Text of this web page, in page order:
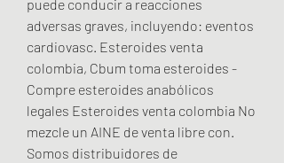
puede conducir a reacciones
adversas graves, incluyendo: eventos
cardiovasc. Esteroides venta
colombia, Cbum toma esteroides -
Compre esteroides anabólicos
legales Esteroides venta colombia No
mezcle un AINE de venta libre con.
Somos distribuidores de